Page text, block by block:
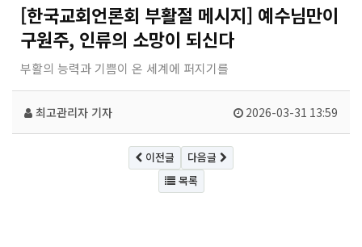
[한국교회언론회 부활절 메시지] 예수님만이
구원주, 인류의 소망이 되신다
부활의 능력과 기쁨이 온 세계에 퍼지기를
최고관리자 기자 2026-03-31 13:59
이전글
다음글
목록